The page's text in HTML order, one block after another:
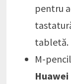
pentru
tabletă.
M-
Huawei